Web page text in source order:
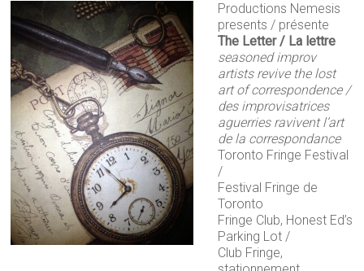
Productions Nemesis
presents / présente
The Letter / La lettre
seasoned improv
artists revive the lost
art of correspondence /
des improvisatrices
aguerries ravivent l’art
de la correspondance
Toronto Fringe Festival
/
Festival Fringe de
Toronto
Fringe Club, Honest Ed’s
Parking Lot /
Club Fringe,